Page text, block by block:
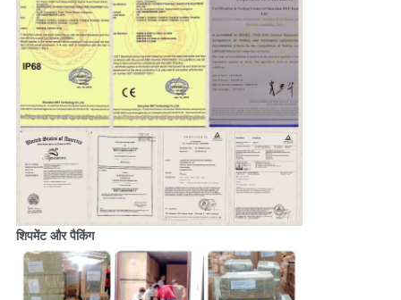
शिपमेंट और पैकिंग